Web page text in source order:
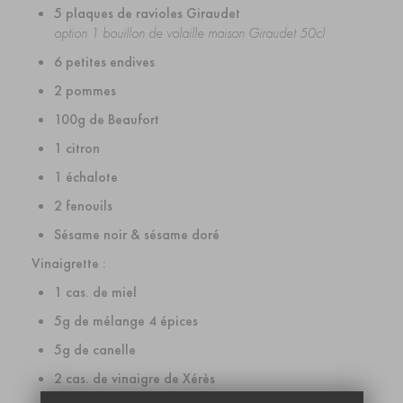
5 plaques de ravioles Giraudet
option 1 bouillon de volaille maison Giraudet 50cl
6 petites endives
2 pommes
100g de Beaufort
1 citron
1 échalote
2 fenouils
Sésame noir & sésame doré
Vinaigrette :
1 cas. de miel
5g de mélange 4 épices
5g de canelle
2 cas. de vinaigre de Xérès